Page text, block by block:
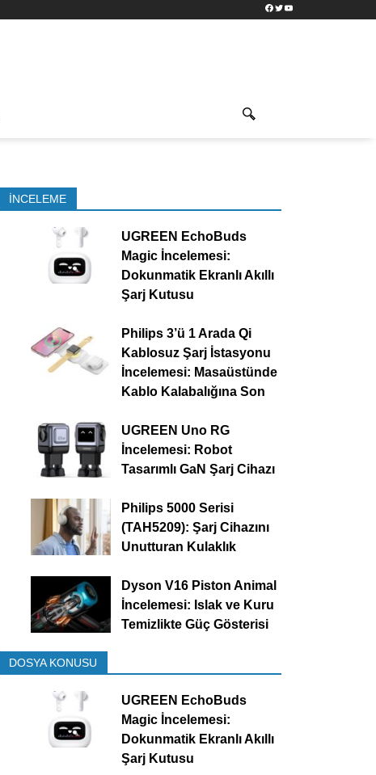
Facebook
TwitterYouTube
İNCELEME
UGREEN EchoBuds
Magic İncelemesi:
Dokunmatik Ekranlı Akıllı
Şarj Kutusu
Philips 3’ü 1 Arada Qi
Kablosuz Şarj İstasyonu
İncelemesi: Masaüstünde
Kablo Kalabalığına Son
UGREEN Uno RG
İncelemesi: Robot
Tasarımlı GaN Şarj Cihazı
Philips 5000 Serisi
(TAH5209): Şarj Cihazını
Unutturan Kulaklık
Dyson V16 Piston Animal
İncelemesi: Islak ve Kuru
Temizlikte Güç Gösterisi
DOSYA KONUSU
UGREEN EchoBuds
Magic İncelemesi:
Dokunmatik Ekranlı Akıllı
Şarj Kutusu